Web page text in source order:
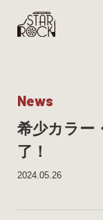
News
希少カラー
了！
2024.05.26